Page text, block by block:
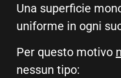
Una superficie
uniforme in ogni
Per questo motivo
nessun tipo: